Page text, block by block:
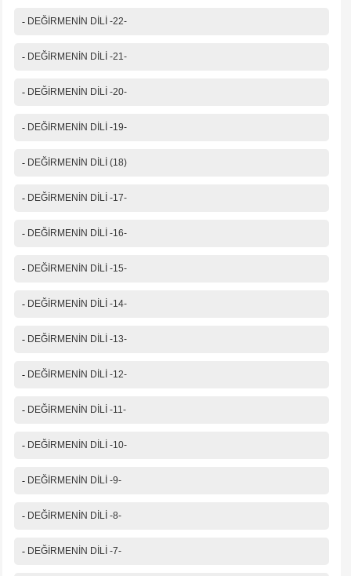
- DEĞİRMENİN DİLİ -22-
- DEĞİRMENİN DİLİ -21-
- DEĞİRMENİN DİLİ -20-
- DEĞİRMENİN DİLİ -19-
- DEĞİRMENİN DİLİ (18)
- DEĞİRMENİN DİLİ -17-
- DEĞİRMENİN DİLİ -16-
- DEĞİRMENİN DİLİ -15-
- DEĞİRMENİN DİLİ -14-
- DEĞİRMENİN DİLİ -13-
- DEĞİRMENİN DİLİ -12-
- DEĞİRMENİN DİLİ -11-
- DEĞİRMENİN DİLİ -10-
- DEĞİRMENİN DİLİ -9-
- DEĞİRMENİN DİLİ -8-
- DEĞİRMENİN DİLİ -7-